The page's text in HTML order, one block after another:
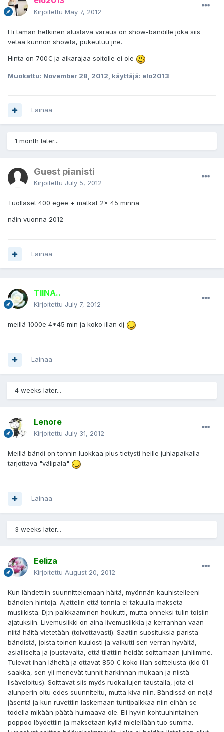
Kirjoitettu May 7, 2012
Eli tämän hetkinen alustava varaus on show-bändille joka siis
vetää kunnon showta, pukeutuu jne.
Hinta on 700€ ja aikarajaa soitolle ei ole
Muokattu: November 28, 2012 , käyttäjä: elo2013
Lainaa
1 month later...
Guest pianisti
Kirjoitettu July 5, 2012
Tuollaset 400 egee + matkat 2x 45 minna
näin vuonna 2012
Lainaa
TIINA..
Kirjoitettu July 7, 2012
meillä 1000e 4*45 min ja koko illan dj
Lainaa
4 weeks later...
Lenore
Kirjoitettu July 31, 2012
Meillä bändi on tonnin luokkaa plus tietysti heille juhlapaikalla
tarjottava "välipala"
Lainaa
3 weeks later...
Eeliza
Kirjoitettu August 20, 2012
Kun lähdettiin suunnittelemaan häitä, myönnän kauhistelleeni
bändien hintoja. Ajattelin että tonnia ei takuulla makseta
musiikista. Dj:n palkkaaminen houkutti, mutta onneksi tulin toisiin
ajatuksiin. Livemusiikki on aina livemusiikkia ja kerranhan vaan
niitä häitä vietetään (toivottavasti). Saatiin suosituksia parista
bändistä, joista toinen kuulosti ja vaikutti sen verran hyvältä,
asialliselta ja joustavalta, että tilattiin heidät soittamaan juhliimme.
Tulevat ihan läheltä ja ottavat 850 € koko illan soittelusta (klo 01
saakka, sen yli menevät tunnit harkinnan mukaan ja niistä
lisäveloitus). Soittavat siis myös ruokailujen taustalla, jota ei
alunperin oltu edes suunniteltu, mutta kiva niin. Bändissä on neljä
jäsentä ja kun ruvettiin laskemaan tuntipalkkaa niin eihän se
todella mikään päätä huimaava ole. Eli hyvin kohtuuhintainen
poppoo löydettiin ja maksetaan kyllä mielellään tuo summa.